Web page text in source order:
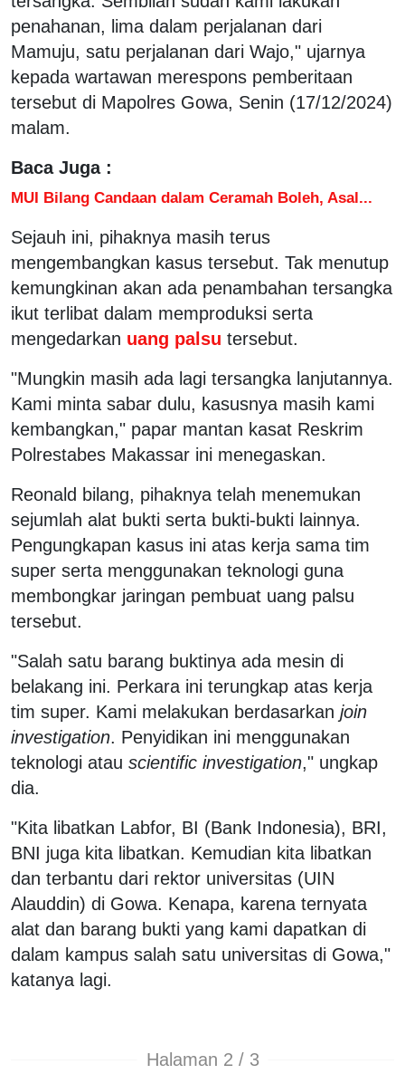
penahanan, lima dalam perjalanan dari
Mamuju, satu perjalanan dari Wajo," ujarnya
kepada wartawan merespons pemberitaan
tersebut di Mapolres Gowa, Senin (17/12/2024)
malam.
Baca Juga :
MUI Bilang Candaan dalam Ceramah Boleh, Asal...
Sejauh ini, pihaknya masih terus
mengembangkan kasus tersebut. Tak menutup
kemungkinan akan ada penambahan tersangka
ikut terlibat dalam memproduksi serta
mengedarkan uang palsu tersebut.
"Mungkin masih ada lagi tersangka lanjutannya.
Kami minta sabar dulu, kasusnya masih kami
kembangkan," papar mantan kasat Reskrim
Polrestabes Makassar ini menegaskan.
Reonald bilang, pihaknya telah menemukan
sejumlah alat bukti serta bukti-bukti lainnya.
Pengungkapan kasus ini atas kerja sama tim
super serta menggunakan teknologi guna
membongkar jaringan pembuat uang palsu
tersebut.
"Salah satu barang buktinya ada mesin di
belakang ini. Perkara ini terungkap atas kerja
tim super. Kami melakukan berdasarkan join
investigation. Penyidikan ini menggunakan
teknologi atau scientific investigation," ungkap
dia.
"Kita libatkan Labfor, BI (Bank Indonesia), BRI,
BNI juga kita libatkan. Kemudian kita libatkan
dan terbantu dari rektor universitas (UIN
Alauddin) di Gowa. Kenapa, karena ternyata
alat dan barang bukti yang kami dapatkan di
dalam kampus salah satu universitas di Gowa,"
katanya lagi.
Halaman 2 / 3